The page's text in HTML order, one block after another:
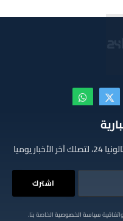
X
(Twitter)
واتساب
يوميا
سياسة الخصوصيةالخاصة بنا.